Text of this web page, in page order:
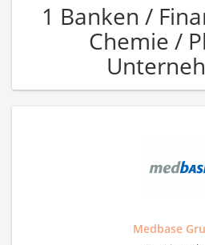
1 Banken /
Chemie /
Medbase